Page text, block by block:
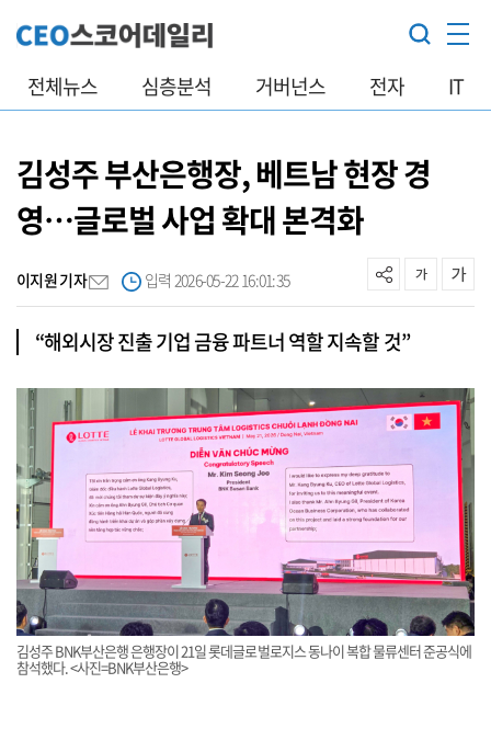
전체뉴스 심층분석 거버넌스 전자 IT
김성주 부산은행장, 베트남 현장 경
영…글로벌 사업 확대 본격화
이지원 기자 입력 2026-05-22 16:01:35
“해외시장 진출 기업 금융 파트너 역할 지속할 것”
김성주 BNK부산은행 은행장이 21일 롯데글로벌로지스 동나이 복합 물류센터 준공식에
참석했다. <사진=BNK부산은행>